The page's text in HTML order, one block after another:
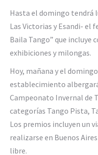
Hasta el domingo tendrá
Las Victorias y Esandi- el
Baila Tango” que incluye
exhibiciones y milongas.
Hoy, mañana y el
establecimiento
Campeonato Invernal de
categorías Tango Pista,
Los premios incluyen un
realizarse en Buenos
libre.